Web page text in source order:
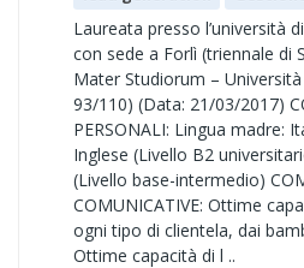
Laureata presso l’università
con sede a Forlì (triennale di
Mater Studiorum –
93/110) (Data: 21/03/2017)
PERSONALI: Lingua madre:
Inglese (Livello B2
(Livello base-intermedio)
COMUNICATIVE: Ottime
ogni tipo di clientela, dai
Ottime capacità di l ..